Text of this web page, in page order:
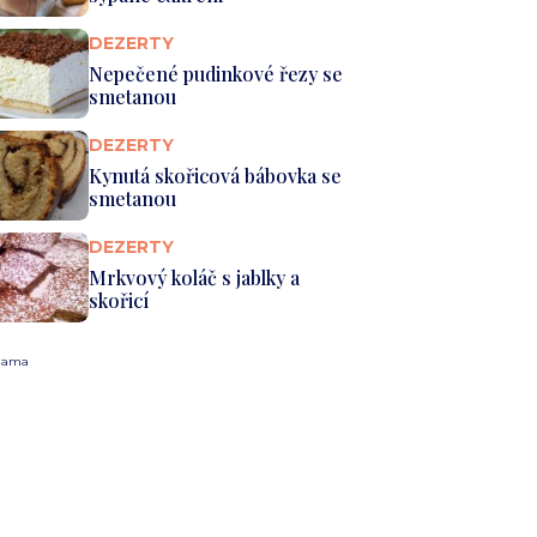
DEZERTY
Nepečené pudinkové řezy se
smetanou
DEZERTY
Kynutá skořicová bábovka se
smetanou
DEZERTY
Mrkvový koláč s jablky a
skořicí